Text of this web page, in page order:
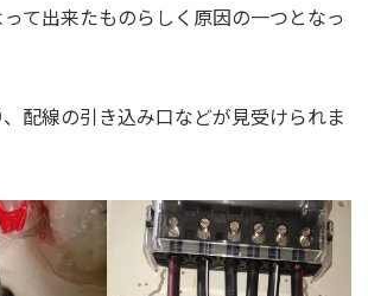
て出来たものらしく原因の一つとなっ
配線の引き込み口などが見受けられま